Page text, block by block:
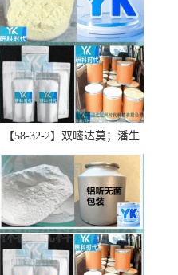
【58-32-2】双嘧达莫；潘生
丁-精品科研试剂-湖北研科时
代科技-“研”无止境;“科”学创
新！支持三方验证；支持定
制；检测图谱；MSDS等技术
支持！